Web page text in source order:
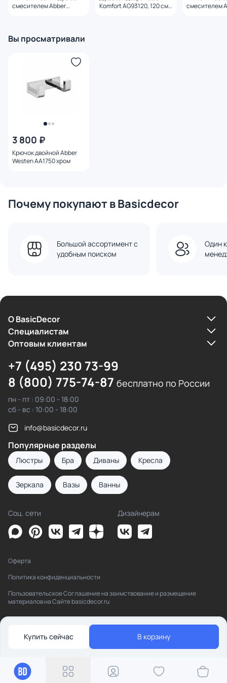
смесителем Abber
Komfort AG93120, 120 см,
смесителем
Вы просматривали
3 800 ₽
Крючок двойной Abber
Westen AA1750 хром
Почему покупают в Basicdecor
Большой ассортимент с
удобным поиском
Один
Купить сейчас В корзину
О BasicDecor
Cпециалистам
Оптовым клиентам
+7 (495) 230 73-99
8 (800) 775-74-87 бесплатно по России
пн - пт : 09:00 - 18:00
сб - вс : 10:00 - 18:00
info@basicdecor.ru
Популярные разделы
Люстры Бра Диваны Кресла
Зеркала Вазы Ванны
Соц. сети Дизайнерам
Оферта
Политика конфиденциальности
Пользовательское Соглашение на заимствование и размещение
материалов на Сайте basicdecor.ru